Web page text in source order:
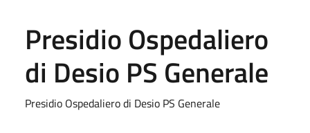
Presidio Ospedaliero
di Desio PS Generale
Presidio Ospedaliero di Desio PS Generale